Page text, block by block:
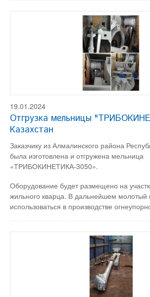
19.01.2024
Отгрузка мельницы
Казахстан
Заказчику из Алмалинского района
была изготовлена и отгружена мельница
«ТРИБОКИНЕТИКА-3050».
Оборудование будет размещено на
жильного кварца. В дальнейшем молотый
использоваться в производстве